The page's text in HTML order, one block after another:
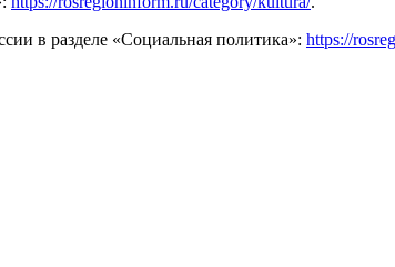
в разделе «Социальная политика»: https://